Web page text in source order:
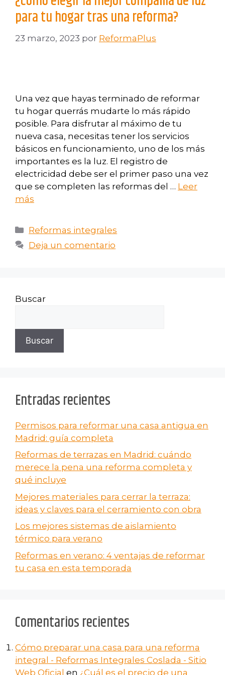
para tu hogar tras una reforma?
23 marzo, 2023 por ReformaPlus
Una vez que hayas terminado de reformar
tu hogar querrás mudarte lo más rápido
posible. Para disfrutar al máximo de tu
nueva casa, necesitas tener los servicios
básicos en funcionamiento, uno de los más
importantes es la luz. El registro de
electricidad debe ser el primer paso una vez
que se completen las reformas del … Leer
más
Reformas integrales
Deja un comentario
Buscar
Buscar
Entradas recientes
Permisos para reformar una casa antigua en
Madrid: guía completa
Reformas de terrazas en Madrid: cuándo
merece la pena una reforma completa y
qué incluye
Mejores materiales para cerrar la terraza:
ideas y claves para el cerramiento con obra
Los mejores sistemas de aislamiento
térmico para verano
Reformas en verano​: 4 ventajas de reformar
tu casa en esta temporada
Comentarios recientes
Cómo preparar una casa para una reforma
integral - Reformas Integrales Coslada - Sitio
Web Oficial en ¿Cuál es el precio de una